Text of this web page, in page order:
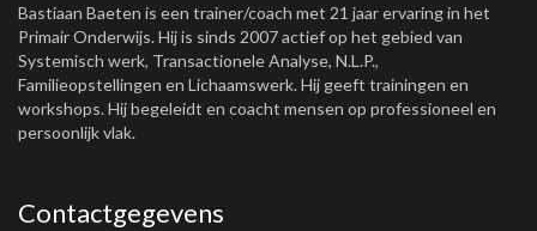
Bastiaan Baeten is een trainer/coach met 21 jaar ervaring in het
Primair Onderwijs. Hij is sinds 2007 actief op het gebied van
Systemisch werk, Transactionele Analyse, N.L.P.,
Familieopstellingen en Lichaamswerk. Hij geeft trainingen en
workshops. Hij begeleidt en coacht mensen op professioneel en
persoonlijk vlak.
Contactgegevens